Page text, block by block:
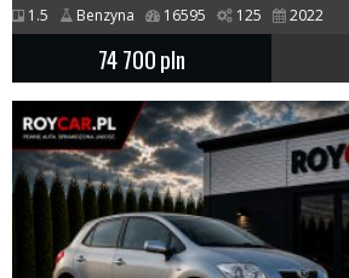
1.5 Benzyna 16595 125 2022
74 700pln